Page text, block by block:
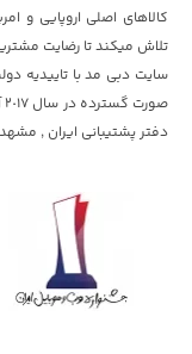
کالاهای اصلی اروپایی و
تلاش میکند تا رضایت
سایت دبی مد با تاییدیه
دفتر پشتیبانی ایران ,